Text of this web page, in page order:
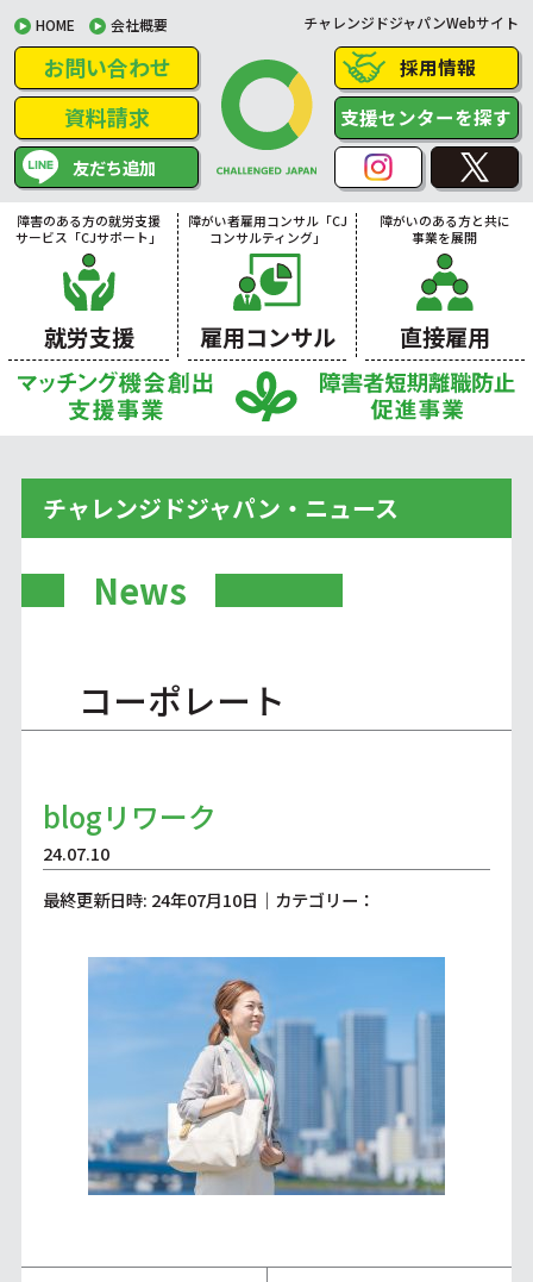
HOME 会社概要 チャレンジドジャパンWebサイト
お問い合わせ
資料請求
友だち追加
採用情報
支援センターを探す
障害のある方の就労支援
サービス「CJサポート」
就労支援
障がい者雇用コンサル「CJ
コンサルティング」
雇用コンサル
障がいのある方と共に
事業を展開
直接雇用
チャレンジドジャパン・ニュース
News
コーポレート
blogリワーク
24.07.10
最終更新日時: 24年07月10日｜カテゴリー：